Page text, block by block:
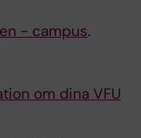
- campus.
om dina VFU